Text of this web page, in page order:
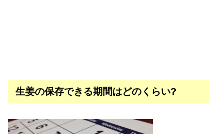
生姜の保存できる期間はどのくらい?